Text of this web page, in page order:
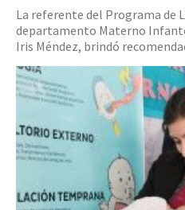
La referente del Programa de
departamento Materno
Iris Méndez, brindó